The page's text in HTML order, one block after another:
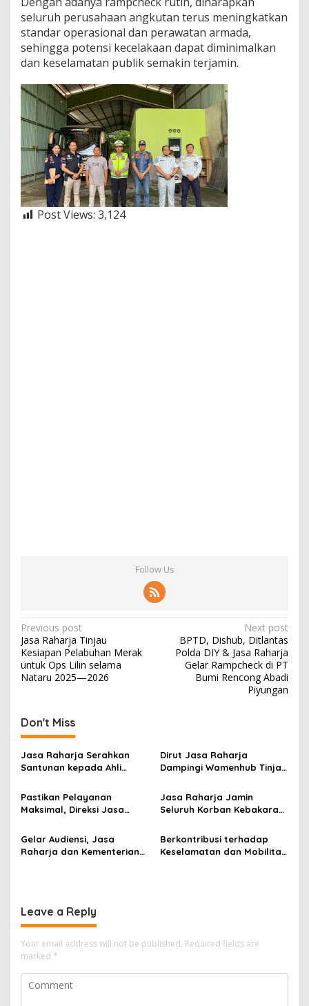
seluruh perusahaan angkutan terus meningkatkan
standar operasional dan perawatan armada,
sehingga potensi kecelakaan dapat diminimalkan
dan keselamatan publik semakin terjamin.
Post Views: 3,124
Follow Us
Post
navigation
Previous post
Jasa Raharja Tinjau
Kesiapan Pelabuhan Merak
untuk Ops Lilin selama
Nataru 2025—2026
Next post
BPTD, Dishub, Ditlantas
Polda DIY & Jasa Raharja
Gelar Rampcheck di PT
Bumi Rencong Abadi
Piyungan
Don't Miss
Jasa Raharja Serahkan
Santunan kepada Ahli
KM Mutiara Sentosa II
Dirut Jasa Raharja
Dampingi Wamenhub Tinjau
Mutiara Sentosa II di RS
PHC Surabaya
Pastikan Pelayanan
Maksimal, Direksi Jasa
Kebakaran KM Mutiara
Sentosa II
Jasa Raharja Jamin
Seluruh Korban Kebakaran
Perairan Sumenep
Gelar Audiensi, Jasa
Raharja dan Kementerian
Berkontribusi terhadap
Keselamatan dan Mobilitas
Leave a Reply
Your email address will not be published. Required fields are
marked *